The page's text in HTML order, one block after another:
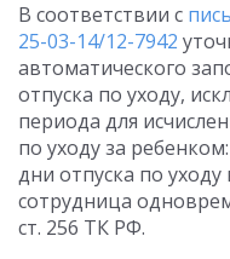
В соответствии с
25-03-14/12-7942
автоматического
отпуска по уходу,
периода для
по уходу за
дни отпуска по уходу
сотрудница
ст. 256 ТК РФ.